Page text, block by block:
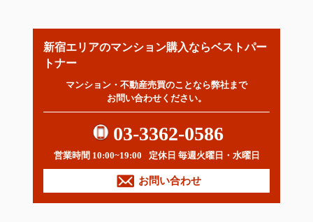
新宿エリアのマンション購入ならベストパー
トナー
マンション・不動産売買のことなら弊社まで
お問い合わせください。
03-3362-0586
営業時間 10:00~19:00 定休日 毎週火曜日・水曜日
お問い合わせ